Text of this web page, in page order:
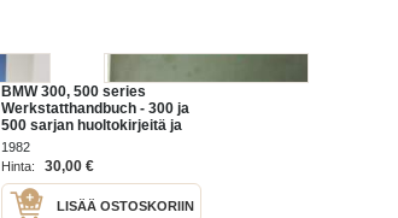
BMW 300, 500 series
Werkstatthandbuch - 300 ja
500 sarjan huoltokirjeitä ja
sähköpiirustuksia 1979-1982
1982
Hinta:
30,00 €
LISÄÄ OSTOSKORIIN